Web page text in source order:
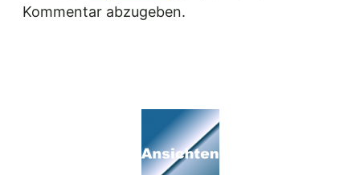
Kommentar abzugeben.